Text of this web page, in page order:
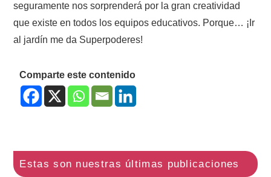
seguramente nos sorprenderá por la gran creatividad
que existe en todos los equipos educativos. Porque… ¡Ir
al jardín me da Superpoderes!
Comparte este contenido